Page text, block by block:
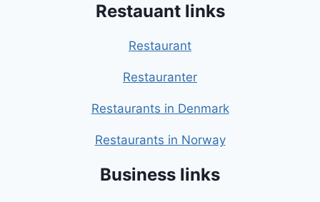
Restauant links
Restaurant
Restauranter
Restaurants in Denmark
Restaurants in Norway
Business links